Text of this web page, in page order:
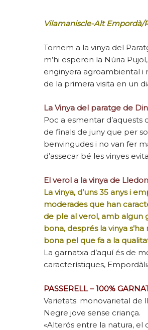
Vilamaniscle-Alt Empordà/
Tornem a la vinya del
m’hi esperen la Núria
enginyera agroambiental i
de la primera visita en un
La Vinya del paratge de
Poc a esmentar
de finals de juny que per
benvingudes i no van fer
d’assecar bé les vinyes
El verol a la vinya de
La vinya, d’uns 35 anys i
moderades que han
de ple al verol, amb algun
bona, després la vinya
bona pel que fa a la
La garnatxa d’aquí és de
característiques,
PASSERELL – 100%
Varietats: monovarietal de
Negre jove sense criança.
«Alterós entre la natura, el